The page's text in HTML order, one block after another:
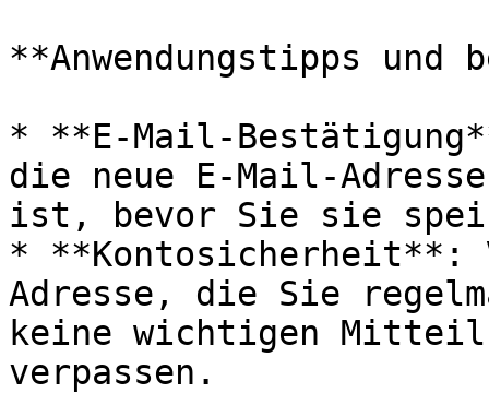
**Anwendungstipps und
* **E-Mail-
die neue E-Mail-
ist, bevor Sie sie
* **Kontosicherheit**:
Adresse, die Sie
keine wichtigen
verpassen.